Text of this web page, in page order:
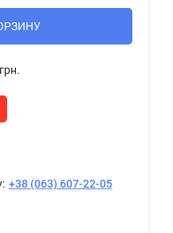
+38 (063) 607-22-05